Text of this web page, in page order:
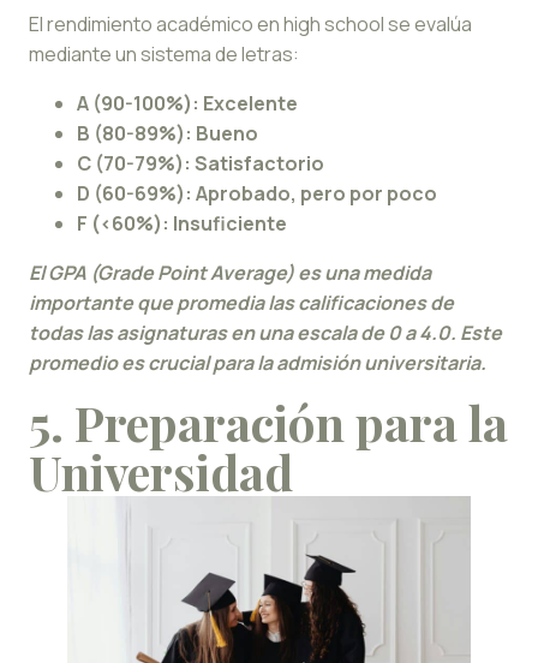
El rendimiento académico en high school se evalúa
mediante un sistema de letras:
A (90-100%): Excelente
B (80-89%): Bueno
C (70-79%): Satisfactorio
D (60-69%): Aprobado, pero por poco
F (<60%): Insuficiente
El GPA (Grade Point Average) es una medida
importante que promedia las calificaciones de
todas las asignaturas en una escala de 0 a 4.0. Este
promedio es crucial para la admisión universitaria.
5. Preparación para la
Universidad